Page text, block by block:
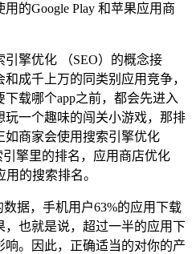
的Google Play 和苹果应用商
擎优化 （SEO）的概念接
成千上万的同类别应用竞争，
载哪个app之前，都会先进入
一个趣味的闯关小游戏，那排
如商家会使用搜索引擎优化
擎里的排名，应用商店优化
用的搜索排名。
数据，手机用户63%的应用下载
也就是说，超过一半的应用下
。因此，正确适当的对你的产